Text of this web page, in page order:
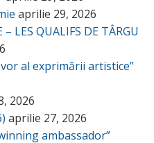
aprilie 29, 2026
– LES QUALIFS DE TÂRGU
al exprimării artistice”
2026
aprilie 27, 2026
ambassador”